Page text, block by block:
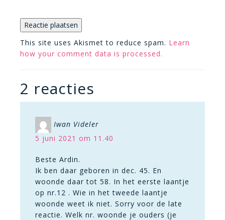
This site uses Akismet to reduce spam. Learn
how your comment data is processed.
2 reacties
Iwan Videler
5 juni 2021 om 11.40
Beste Ardin.
Ik ben daar geboren in dec. 45. En
woonde daar tot 58. In het eerste laantje
op nr.12 . Wie in het tweede laantje
woonde weet ik niet. Sorry voor de late
reactie. Welk nr. woonde je ouders (je